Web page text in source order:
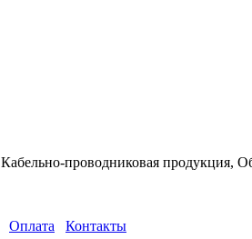
Кабельно-проводниковая продукция,
Оплата
Контакты